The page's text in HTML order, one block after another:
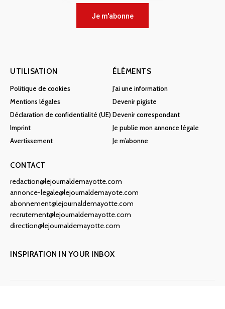
Je m'abonne
UTILISATION
Politique de cookies
Mentions légales
Déclaration de confidentialité (UE)
Imprint
Avertissement
ÉLÉMENTS
J’ai une information
Devenir pigiste
Devenir correspondant
Je publie mon annonce légale
Je m’abonne
CONTACT
redaction@lejournaldemayotte.com
annonce-legale@lejournaldemayote.com
abonnement@lejournaldemayotte.com
recrutement@lejournaldemayotte.com
direction@lejournaldemayotte.com
INSPIRATION IN YOUR INBOX